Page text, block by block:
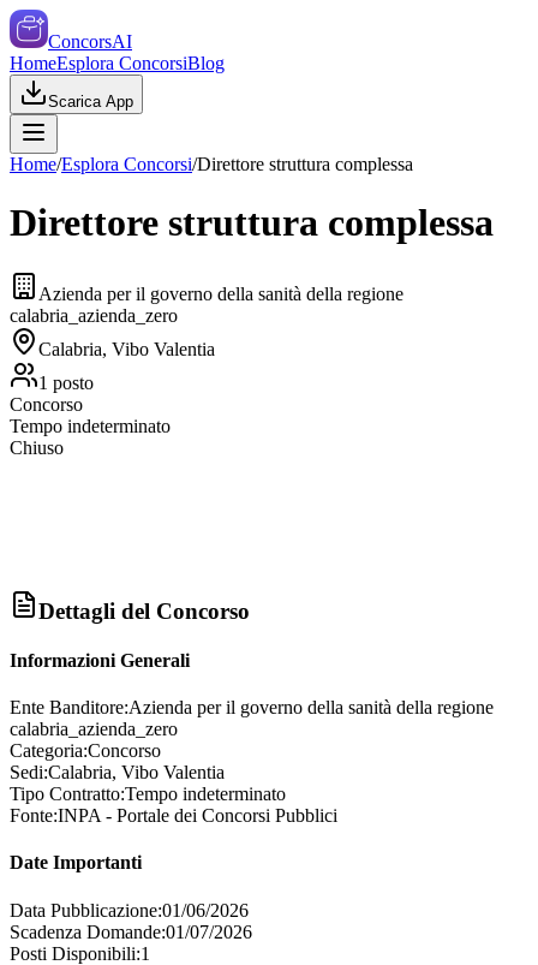
ConcorsAI
HomeEsplora ConcorsiBlog
Scarica App
Home/Esplora Concorsi/Direttore struttura complessa
Direttore struttura complessa
Azienda per il governo della sanità della regione
calabria_azienda_zero
Calabria, Vibo Valentia
1 posto
Concorso
Tempo indeterminato
Chiuso
Dettagli del Concorso
Informazioni Generali
Ente Banditore:Azienda per il governo della sanità della regione
calabria_azienda_zero
Categoria:Concorso
Sedi:Calabria, Vibo Valentia
Tipo Contratto:Tempo indeterminato
Fonte:INPA - Portale dei Concorsi Pubblici
Date Importanti
Data Pubblicazione:01/06/2026
Scadenza Domande:01/07/2026
Posti Disponibili:1